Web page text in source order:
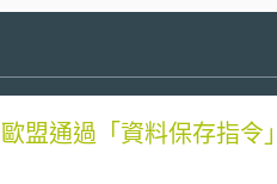
歐盟通過「資料保存指令」